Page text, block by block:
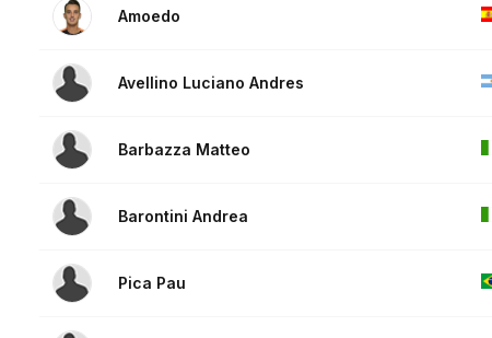
Amoedo
Avellino Luciano Andres
Barbazza Matteo
Barontini Andrea
Pica Pau